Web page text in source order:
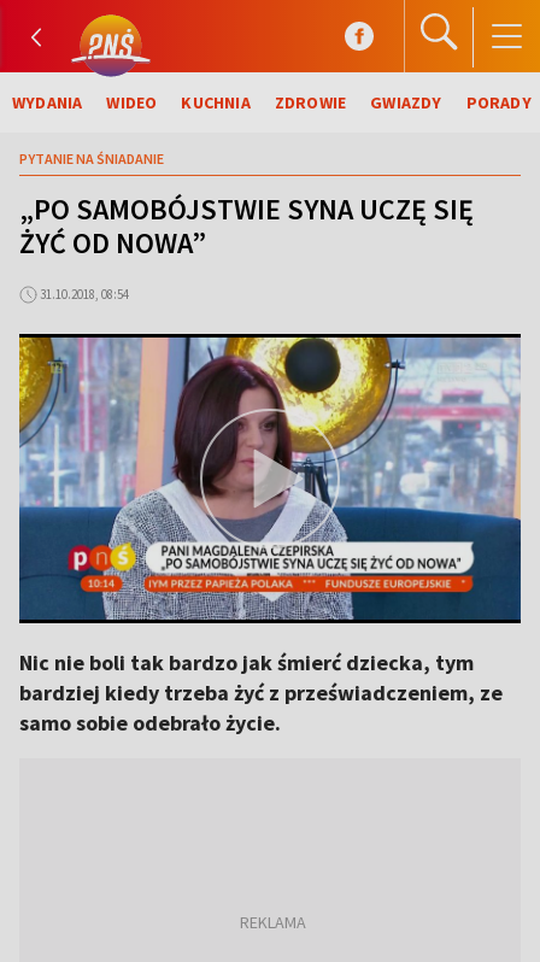
WYDANIA WIDEO KUCHNIA ZDROWIE GWIAZDY PORADY
PYTANIE NA ŚNIADANIE
„PO SAMOBÓJSTWIE SYNA UCZĘ SIĘ
ŻYĆ OD NOWA”
31.10.2018, 08:54
Nic nie boli tak bardzo jak śmierć dziecka, tym
bardziej kiedy trzeba żyć z przeświadczeniem, ze
samo sobie odebrało życie.